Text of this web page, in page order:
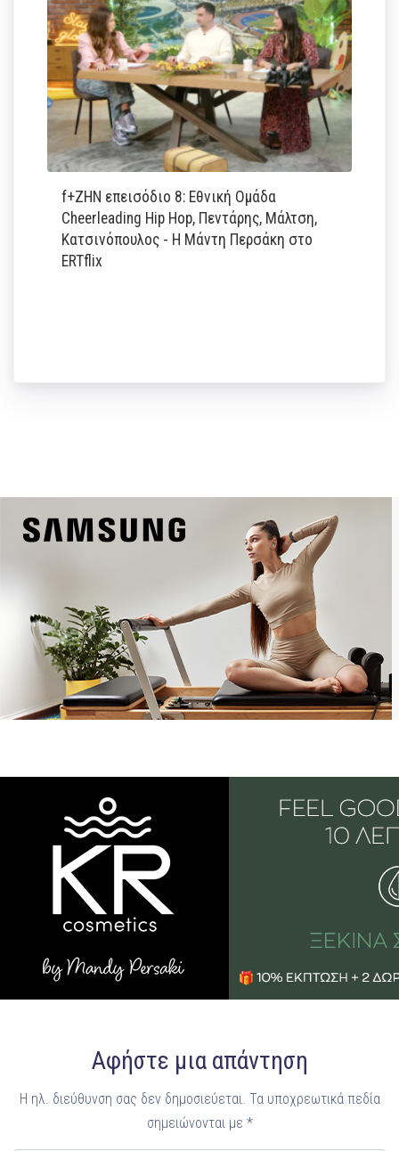
f+ΖΗΝ επεισόδιο 8: Εθνική Ομάδα
Cheerleading Hip Hop, Πεντάρης, Μάλτση,
Κατσινόπουλος - Η Μάντη Περσάκη στο
ERTflix
Αφήστε μια απάντηση
Η ηλ. διεύθυνση σας δεν δημοσιεύεται. Τα υποχρεωτικά πεδία
σημειώνονται με *